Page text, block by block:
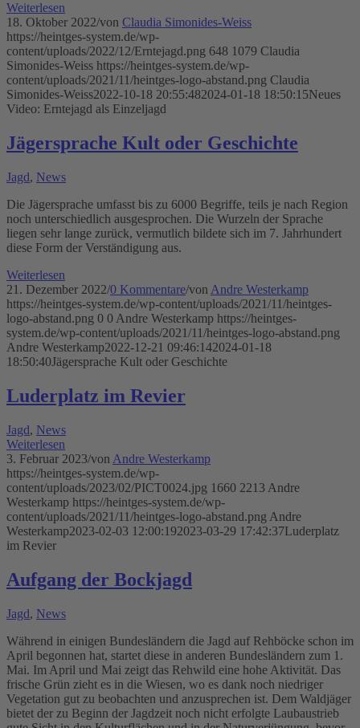
Weiterlesen
18. Oktober 2022/von Claudia Simonides-Weiss
https://heintges-system.de/wp-
content/uploads/2022/12/Erntejagd.png 648 1079 Claudia
Simonides-Weiss https://heintges-system.de/wp-
content/uploads/2021/11/heintges-logo-abstand.png Claudia
Simonides-Weiss2022-10-18 20:55:482024-01-18 18:50:15Neues
Video: Erntejagd als Einzeljagd
Jägersprache Kult oder Geschichte
Jagd, News
Die Jägersprache umfasst bis zu 6000 Begriffe, teils je nach Region
noch unterschiedlich ausgesprochen. Die Wurzeln der Sprache
liegen sehr lange zurück, vermutlich bildete sich im 7. Jahrhundert
diese Form der Verständigung aus.
Weiterlesen
21. Dezember 2022/0 Kommentare/von Andre Westerkamp
https://heintges-system.de/wp-content/uploads/2021/11/heintges-
logo-abstand.png 0 0 Andre Westerkamp https://heintges-
system.de/wp-content/uploads/2021/11/heintges-logo-abstand.png
Andre Westerkamp2022-12-21 09:46:142024-01-18
18:50:40Jägersprache Kult oder Geschichte
Luderplatz im Revier
Jagd, News
Weiterlesen
3. Februar 2023/von Andre Westerkamp
https://heintges-system.de/wp-
content/uploads/2023/02/PICT0024.jpg 1660 2213 Andre
Westerkamp https://heintges-system.de/wp-
content/uploads/2021/11/heintges-logo-abstand.png Andre
Westerkamp2023-02-03 12:00:192023-03-29 17:42:37Luderplatz
im Revier
Aufgang der Bockjagd
Jagd, News
Während in einigen Bundesländern die Jagd auf Rehböcke schon im
April begonnen hat, startet diese in anderen Bundesländern zum 1.
Mai. Im April und Mai zeigt das Rehwild eine hohe Aktivität. Das
frische Grün zieht es in die Wiesen, wo es dank noch niedriger
Vegetation gut zu beobachten und anzusprechen ist. Dem Waldjäger
bietet der zu Beginn der Jagdzeit noch nicht erfolgte Laubaustrieb